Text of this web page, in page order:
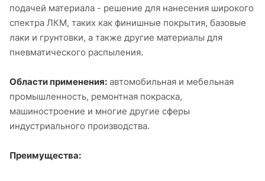
подачей материала - решение для нанесения широкого
спектра ЛКМ, таких как финишные покрытия, базовые
лаки и грунтовки, а также другие материалы для
пневматического распыления.
Области применения: автомобильная и мебельная
промышленность, ремонтная покраска,
машиностроение и многие другие сферы
индустриального производства.
Преимущества: